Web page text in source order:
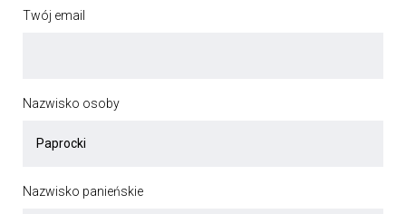
Twój email
Nazwisko osoby
Nazwisko panieńskie